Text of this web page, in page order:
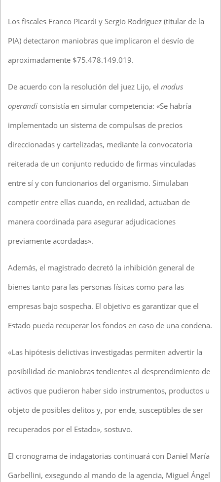
Los fiscales Franco Picardi y Sergio Rodríguez (titular de la
PIA) detectaron maniobras que implicaron el desvío de
aproximadamente $75.478.149.019.
De acuerdo con la resolución del juez Lijo, el modus
operandi consistía en simular competencia: «Se habría
implementado un sistema de compulsas de precios
direccionadas y cartelizadas, mediante la convocatoria
reiterada de un conjunto reducido de firmas vinculadas
entre sí y con funcionarios del organismo. Simulaban
competir entre ellas cuando, en realidad, actuaban de
manera coordinada para asegurar adjudicaciones
previamente acordadas».
Además, el magistrado decretó la inhibición general de
bienes tanto para las personas físicas como para las
empresas bajo sospecha. El objetivo es garantizar que el
Estado pueda recuperar los fondos en caso de una condena.
«Las hipótesis delictivas investigadas permiten advertir la
posibilidad de maniobras tendientes al desprendimiento de
activos que pudieron haber sido instrumentos, productos u
objeto de posibles delitos y, por ende, susceptibles de ser
recuperados por el Estado», sostuvo.
El cronograma de indagatorias continuará con Daniel María
Garbellini, exsegundo al mando de la agencia, Miguel Ángel